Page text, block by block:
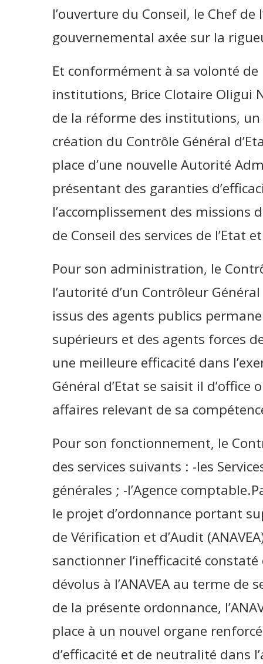
l’ouverture du Conseil, le Chef
gouvernemental axée sur la
Et conformément à sa volonté
institutions, Brice Clotaire Oligui
de la réforme des institutions,
création du Contrôle Général
place d’une nouvelle Autorité
présentant des garanties
l’accomplissement des missions
de Conseil des services de l’Etat
Pour son administration, le
l’autorité d’un Contrôleur
issus des agents publics
supérieurs et des agents forces
une meilleure efficacité dans
Général d’Etat se saisit il
affaires relevant de sa
Pour son fonctionnement, le
des services suivants : -les
générales ; -l’Agence
le projet d’ordonnance portant
de Vérification et d’Audit
sanctionner l’inefficacité
dévolus à l’ANAVEA au terme de
de la présente ordonnance,
place à un nouvel organe
d’efficacité et de neutralité dans